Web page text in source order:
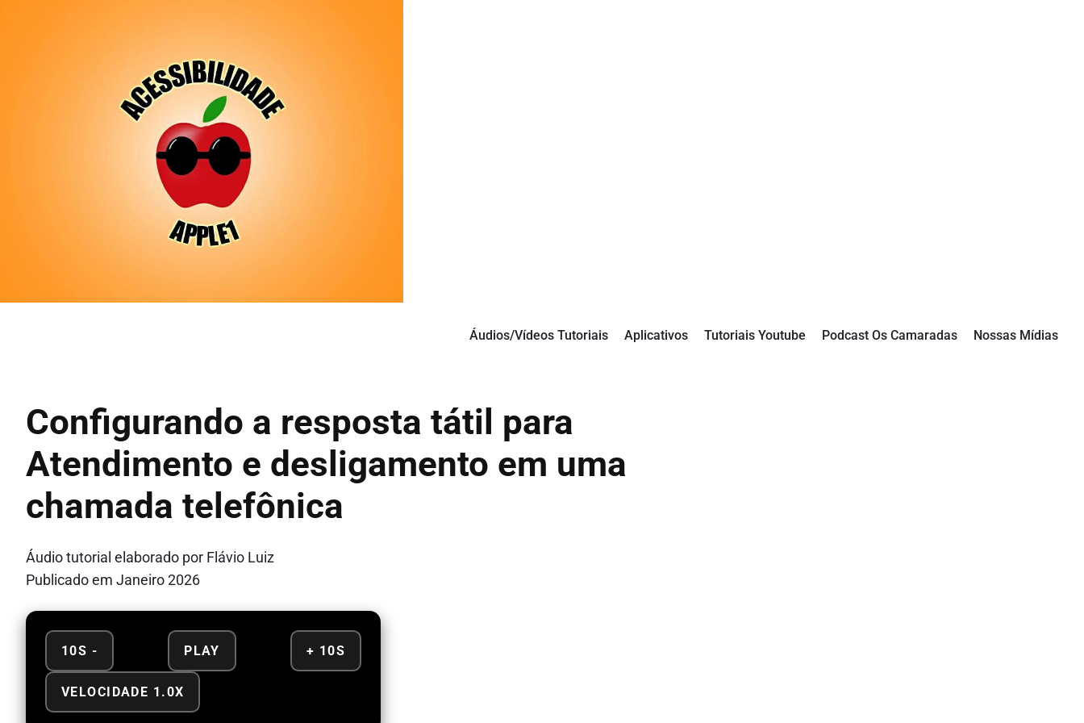
Áudios/Vídeos Tutoriais Aplicativos Tutoriais Youtube Podcast Os Camaradas Nossas Mídias
Configurando a resposta tátil para
Atendimento e desligamento em uma
chamada telefônica
Áudio tutorial elaborado por Flávio Luiz
Publicado em Janeiro 2026
10S - PLAY + 10S
VELOCIDADE 1.0X